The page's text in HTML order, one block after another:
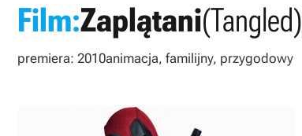
Film:Zaplątani(Tangled)
premiera: 2010animacja, familijny, przygodowy